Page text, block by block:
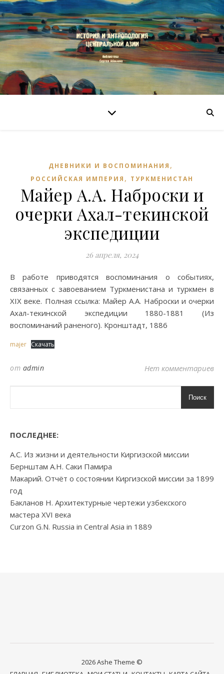
ДНЕВНИКИ И ВОСПОМИНАНИЯ ,
РОССИЙСКАЯ ИМПЕРИЯ , ТУРКМЕНИСТАН
Майер А.А. Наброски и
очерки Ахал-текинской
экспедиции
26 апреля, 2024
В работе приводятся воспоминания о событиях,
связанных с завоеванием Туркменистана и туркмен в
XIX веке. Полная ссылка: Майер А.А. Наброски и очерки
Ахал-текинской экспедиции 1880-1881 (Из
воспоминаний раненого). Кронштадт, 1886
majer Скачать
от admin Нет комментариев
Поиск
ПОСЛЕДНЕЕ:
А.С. Из жизни и деятельности Киргизской миссии
Бернштам А.Н. Саки Памира
Макарий. Отчёт о состоянии Киргизской миссии за 1899
год
Бакланов Н. Архитектурные чертежи узбекского
мастера XVI века
Curzon G.N. Russia in Central Asia in 1889
2026 Ashe Theme ©